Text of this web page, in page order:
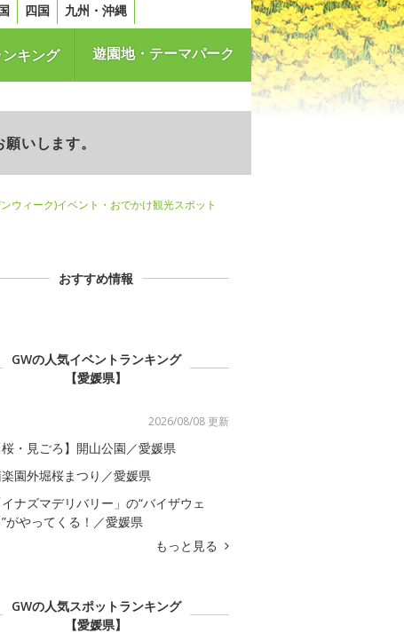
四国 九州・沖縄
キング 遊園地・テーマパーク
いします。
ウィーク)イベント・おでかけ観光スポット
おすすめ情報
GWの人気イベントランキング
【愛媛県】
2026/08/08 更新
桜・見ごろ】開山公園／愛媛県
園外堀桜まつり／愛媛県
イナズマデリバリー」の“バイザウェ
がやってくる！／愛媛県
もっと見る
GWの人気スポットランキング
【愛媛県】